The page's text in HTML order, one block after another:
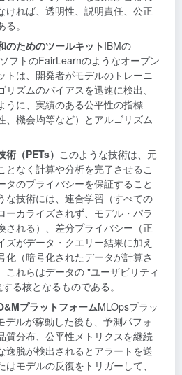
ければ、透明性、説明責任、公正
。
のためのツールキット IBMの
フトのFairLearnのようなオープン
トは、開発者がモデルのトレーニ
リズムのバイアスを迅速に検出、
うに、実績のある公平性の指標
、機会均等など）とアルゴリズム
（PETs） このような技術は、元
となく計算や分析を完了させるこ
タのプライバシーを保証すること
な技術には、連合学習（すべての
ーカライズされず、モデル・パラ
される）、差分プライバシー（正
ズがデータ・クエリー結果に加え
化（暗号化されたデータが計算さ
これらはデータの "ユーザビリティ
る核となるものである。
プラットフォームMLOpsプラッ
デルが稼動した後も、予測パフォ
質分布、公平性メトリクスを継続
逸脱が検出されるとアラートを送
モデルの反復をトリガーして、